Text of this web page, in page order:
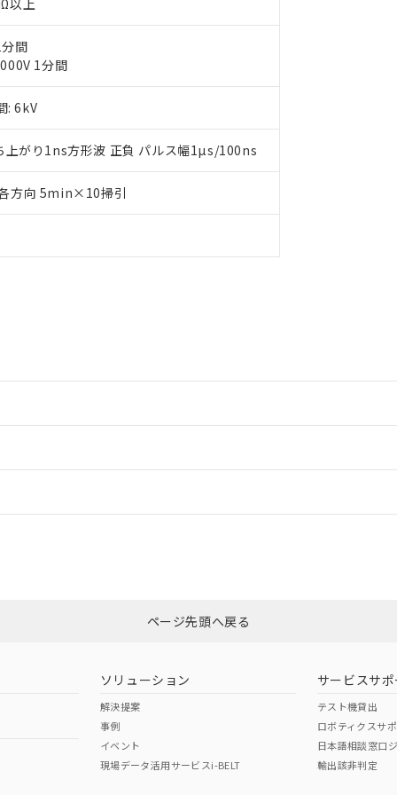
以上
間
1分間
: 6kV
上がり1ns方形波 正負 パルス幅1µs/100ns
方向 5min×10掃引
ダウンロードはこちら
（日本
（アメリカ
ページ先頭へ戻る
ソリューション
解決提案
事例
イベント
現場データ活用サービスi-BELT
サービスサポ
テスト機貸出
ロボティクスサ
日本語相談窓口
輸出該非判定